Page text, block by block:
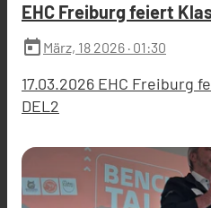
EHC Freiburg feiert
today März, 18 2026 · 01:30
17.03.2026 EHC Freiburg
DEL2